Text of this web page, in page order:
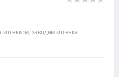
котенком, заводим котенка